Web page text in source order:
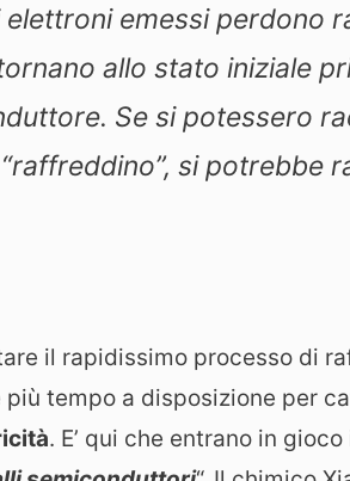
emessi perdono
allo stato iniziale
Se si potessero
si potrebbe
il rapidissimo processo di
tempo a disposizione per
. E’ qui che entrano in